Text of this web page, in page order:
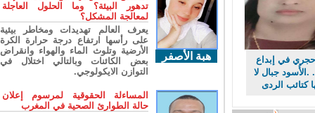
في إبداع
جبال لا
الردى
هبة الأصفر
تدهور البيئة؟ وما الحلول العاجلة
لمعالجة المشكل؟
يعرف العالم تهديدات ومخاطر بيئية
على رأسها ارتفاع درجة حرارة الكرة
الأرضية وتلوث الماء والهواء وانقراض
بعض الكائنات وبالتالي اختلال في
التوازن الايكولوجي.
المساءلة الحقوقية لمرسوم إعلان
حالة الطوارئ الصحية في المغرب